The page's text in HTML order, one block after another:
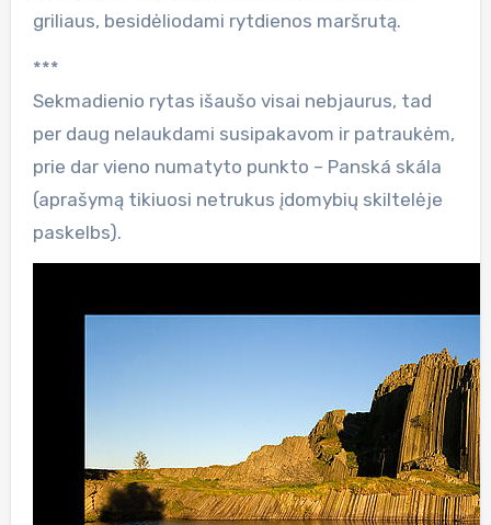
griliaus, besidėliodami rytdienos maršrutą.
***
Sekmadienio rytas išaušo visai nebjaurus, tad
per daug nelaukdami susipakavom ir patraukėm,
prie dar vieno numatyto punkto – Panská skála
(aprašymą tikiuosi netrukus įdomybių skiltelėje
paskelbs).